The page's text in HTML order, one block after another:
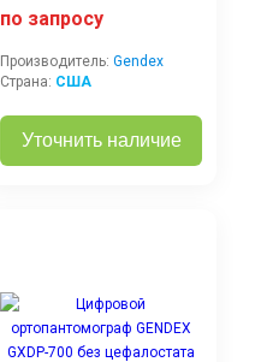
по запросу
Производитель: Gendex
Страна: США
Уточнить наличие